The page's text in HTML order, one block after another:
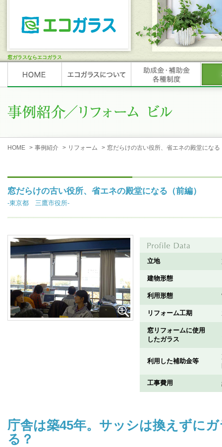
窓ガラスならエコガラス
HOME > 事例紹介 > リフォーム > 窓だらけの古い役所、省エネの殿堂になる
窓だらけの古い役所、省エネの殿堂になる（前編）
-東京都 三鷹市役所-
立地
建物形態
利用形態
リフォーム工期
窓リフォームに使用
したガラス
利用した補助金等
工事費用
庁舎は築45年。サッシは換えずに
る？